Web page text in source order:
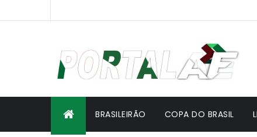
BRASILEIRÃO COPA DO BRASIL